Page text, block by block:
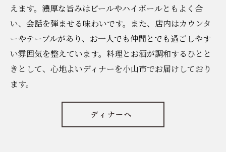
えます。濃厚な旨みはビールやハイボールともよく合
い、会話を弾ませる味わいです。また、店内はカウンタ
ーやテーブルがあり、お一人でも仲間とでも過ごしやす
い雰囲気を整えています。料理とお酒が調和するひとと
きとして、心地よいディナーを小山市でお届けしており
ます。
ディナーへ